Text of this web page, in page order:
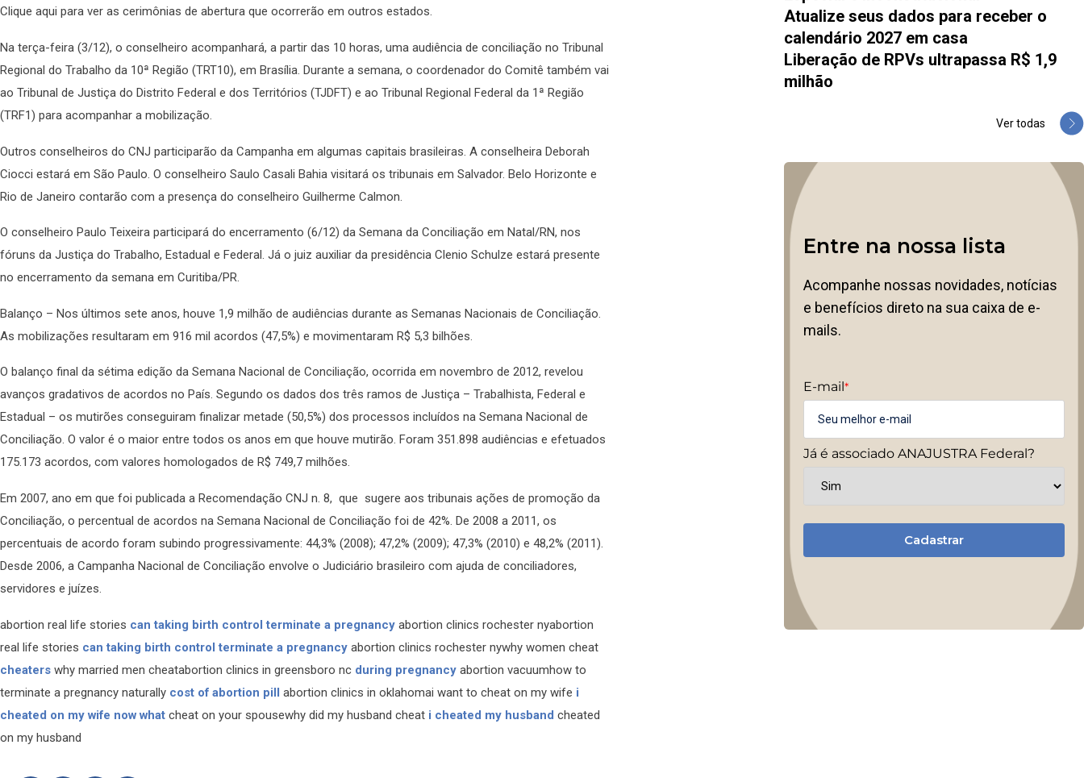
Clique aqui para ver as cerimônias de abertura que ocorrerão em outros estados.
Na terça-feira (3/12), o conselheiro acompanhará, a partir das 10 horas, uma audiência de conciliação no Tribunal
Regional do Trabalho da 10ª Região (TRT10), em Brasília. Durante a semana, o coordenador do Comitê também vai
ao Tribunal de Justiça do Distrito Federal e dos Territórios (TJDFT) e ao Tribunal Regional Federal da 1ª Região
(TRF1) para acompanhar a mobilização.
Outros conselheiros do CNJ participarão da Campanha em algumas capitais brasileiras. A conselheira Deborah
Ciocci estará em São Paulo. O conselheiro Saulo Casali Bahia visitará os tribunais em Salvador. Belo Horizonte e
Rio de Janeiro contarão com a presença do conselheiro Guilherme Calmon.
O conselheiro Paulo Teixeira participará do encerramento (6/12) da Semana da Conciliação em Natal/RN, nos
fóruns da Justiça do Trabalho, Estadual e Federal. Já o juiz auxiliar da presidência Clenio Schulze estará presente
no encerramento da semana em Curitiba/PR.
Balanço – Nos últimos sete anos, houve 1,9 milhão de audiências durante as Semanas Nacionais de Conciliação.
As mobilizações resultaram em 916 mil acordos (47,5%) e movimentaram R$ 5,3 bilhões.
O balanço final da sétima edição da Semana Nacional de Conciliação, ocorrida em novembro de 2012, revelou
avanços gradativos de acordos no País. Segundo os dados dos três ramos de Justiça – Trabalhista, Federal e
Estadual – os mutirões conseguiram finalizar metade (50,5%) dos processos incluídos na Semana Nacional de
Conciliação. O valor é o maior entre todos os anos em que houve mutirão. Foram 351.898 audiências e efetuados
175.173 acordos, com valores homologados de R$ 749,7 milhões.
Em 2007, ano em que foi publicada a Recomendação CNJ n. 8, que sugere aos tribunais ações de promoção da
Conciliação, o percentual de acordos na Semana Nacional de Conciliação foi de 42%. De 2008 a 2011, os
percentuais de acordo foram subindo progressivamente: 44,3% (2008); 47,2% (2009); 47,3% (2010) e 48,2% (2011).
Desde 2006, a Campanha Nacional de Conciliação envolve o Judiciário brasileiro com ajuda de conciliadores,
servidores e juízes.
abortion real life stories can taking birth control terminate a pregnancy abortion clinics rochester nyabortion
real life stories can taking birth control terminate a pregnancy abortion clinics rochester nywhy women cheat
cheaters why married men cheatabortion clinics in greensboro nc during pregnancy abortion vacuumhow to
terminate a pregnancy naturally cost of abortion pill abortion clinics in oklahomai want to cheat on my wife i
cheated on my wife now what cheat on your spousewhy did my husband cheat i cheated my husband cheated
on my husband
Atualize seus dados para receber o
calendário 2027 em casa
Liberação de RPVs ultrapassa R$ 1,9
milhão
Ver todas
Entre na nossa lista
Acompanhe nossas novidades, notícias
e benefícios direto na sua caixa de e-
mails.
E-mail *
Já é associado ANAJUSTRA Federal?
Cadastrar